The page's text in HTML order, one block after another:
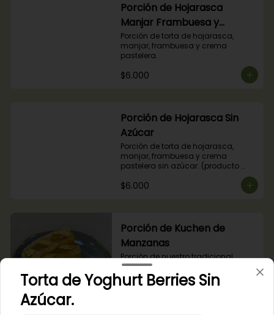
Porción de Hojarasca
Manjar Frambuesa y
Crema Pastelera
Porción de torta de hojarasca,
manjar, frambuesa y crema
pastelera.
$6.000
Porción de Hojarasca Sin
Azúcar
Porción de torta de hojarasca,
manjar, frambuesa y crema
pastelera sin azúcar. (producto
$6.000
Porción de Kuchen de
Manzanas
Porción de nuestro tradicional
kuchen de manzanas.
Torta de Yoghurt Berries Sin
Azúcar.